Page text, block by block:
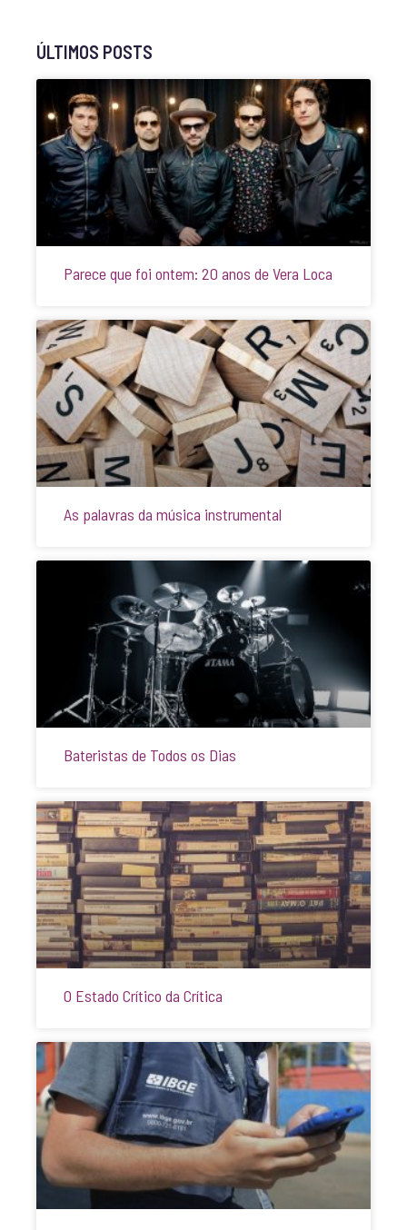
ÚLTIMOS POSTS
Parece que foi ontem: 20 anos de Vera Loca
As palavras da música instrumental
Bateristas de Todos os Dias
O Estado Crítico da Crítica